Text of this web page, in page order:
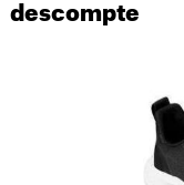
descompte